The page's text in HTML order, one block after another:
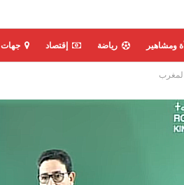
ومشاهير رياضة إقتصاد جهات